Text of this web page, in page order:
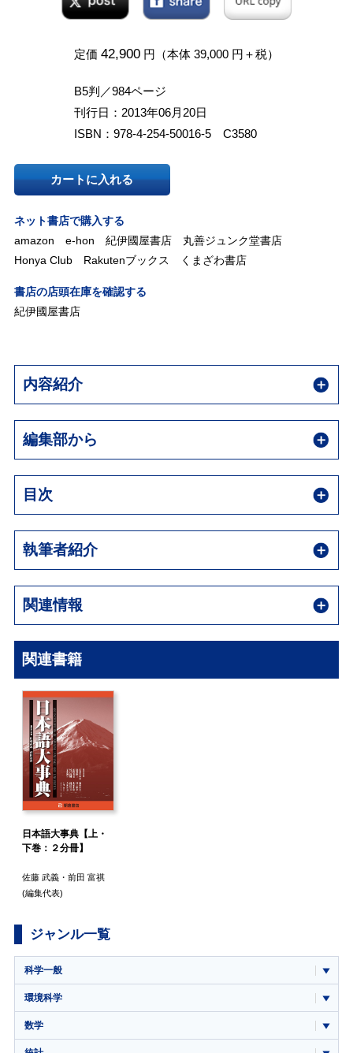
定価 42,900 円（本体 39,000 円＋税）
B5判／984ページ
刊行日：2013年06月20日
ISBN：978-4-254-50016-5 C3580
カートに入れる
ネット書店で購入する
amazon
e-hon 紀伊國屋書店
丸善ジュンク堂書店
Honya Club
Rakutenブックス くまざわ書店
書店の店頭在庫を確認する
紀伊國屋書店
内容紹介
編集部から
目次
執筆者紹介
関連情報
関連書籍
日本語大事典【上・
下巻：２分冊】
佐藤 武義・ 前田 富祺
(編集代表)
ジャンル一覧
科学一般
環境科学
数学